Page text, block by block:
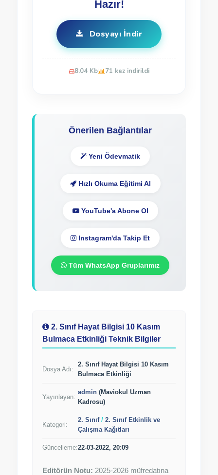
Hazır!
Dosyayı İndir
8.04 Kb 71 kez indirildi
Önerilen Bağlantılar
Yeni Ödevmatik
Hızlı Okuma Eğitimi Al
YouTube'a Abone Ol
Instagram'da Takip Et
Tüm WhatsApp Gruplarımız
2. Sınıf Hayat Bilgisi 10 Kasım
Bulmaca Etkinliği Teknik Bilgiler
Dosya Adı:
2. Sınıf Hayat Bilgisi 10 Kasım
Bulmaca Etkinliği
Yayınlayan:
admin (Maviokul Uzman
Kadrosu)
Kategori:
2. Sınıf/ 2. Sınıf Etkinlik ve
Çalışma Kağıtları
Güncelleme:22-03-2022, 20:09
Editörün Notu: 2025-2026 müfredatına